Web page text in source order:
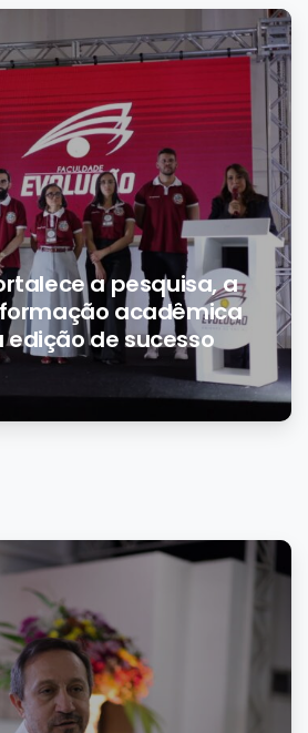
0
a pesquisa, a
acadêmica
de sucesso